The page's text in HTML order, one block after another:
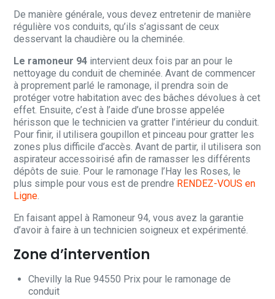
De manière générale, vous devez entretenir de manière
régulière vos conduits, qu’ils s’agissant de ceux
desservant la chaudière ou la cheminée.
Le ramoneur 94 intervient deux fois par an pour le
nettoyage du conduit de cheminée. Avant de commencer
à proprement parlé le ramonage, il prendra soin de
protéger votre habitation avec des bâches dévolues à cet
effet. Ensuite, c’est à l’aide d’une brosse appelée
hérisson que le technicien va gratter l’intérieur du conduit.
Pour finir, il utilisera goupillon et pinceau pour gratter les
zones plus difficile d’accès. Avant de partir, il utilisera son
aspirateur accessoirisé afin de ramasser les différents
dépôts de suie. Pour le ramonage l’Hay les Roses, le
plus simple pour vous est de prendre RENDEZ-VOUS en
Ligne.
En faisant appel à Ramoneur 94, vous avez la garantie
d’avoir à faire à un technicien soigneux et expérimenté.
Zone d’intervention
Chevilly la Rue 94550 Prix pour le ramonage de
conduit